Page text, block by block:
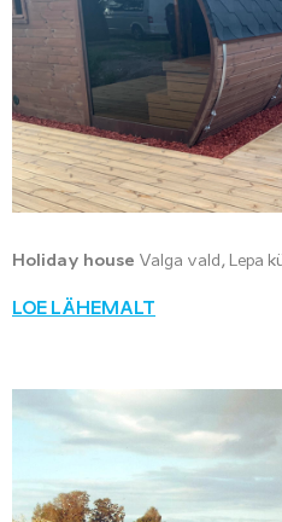
Holiday house Valga vald, Lepa
LOE LÄHEMALT